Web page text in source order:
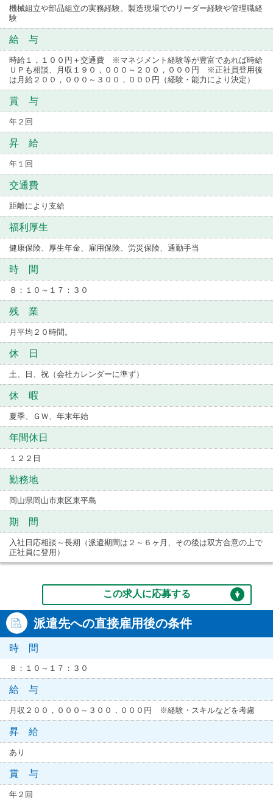
機械組立や部品組立の実務経験、製造現場でのリーダー経験や管理職経
験
給 与
時給１，１００円＋交通費 ※マネジメント経験等が豊富であれば時給
ＵＰも相談、月収１９０，０００～２００，０００円 ※正社員登用後
は月給２００，０００～３００，０００円（経験・能力により決定）
賞 与
年２回
昇 給
年１回
交通費
距離により支給
福利厚生
健康保険、厚生年金、雇用保険、労災保険、通勤手当
時 間
８：１０～１７：３０
残 業
月平均２０時間。
休 日
土、日、祝（会社カレンダーに準ず）
休 暇
夏季、ＧＷ、年末年始
年間休日
１２２日
勤務地
岡山県岡山市東区東平島
期 間
入社日応相談～長期（派遣期間は２～６ヶ月、その後は双方合意の上で
正社員に登用）
この求人に応募する
派遣先への直接雇用後の条件
時 間
８：１０～１７：３０
給 与
月収２００，０００～３００，０００円 ※経験・スキルなどを考慮
昇 給
あり
賞 与
年２回